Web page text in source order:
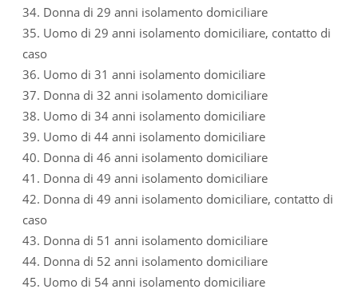
34. Donna di 29 anni isolamento domiciliare
35. Uomo di 29 anni isolamento domiciliare, contatto di
caso
36. Uomo di 31 anni isolamento domiciliare
37. Donna di 32 anni isolamento domiciliare
38. Uomo di 34 anni isolamento domiciliare
39. Uomo di 44 anni isolamento domiciliare
40. Donna di 46 anni isolamento domiciliare
41. Donna di 49 anni isolamento domiciliare
42. Donna di 49 anni isolamento domiciliare, contatto di
caso
43. Donna di 51 anni isolamento domiciliare
44. Donna di 52 anni isolamento domiciliare
45. Uomo di 54 anni isolamento domiciliare